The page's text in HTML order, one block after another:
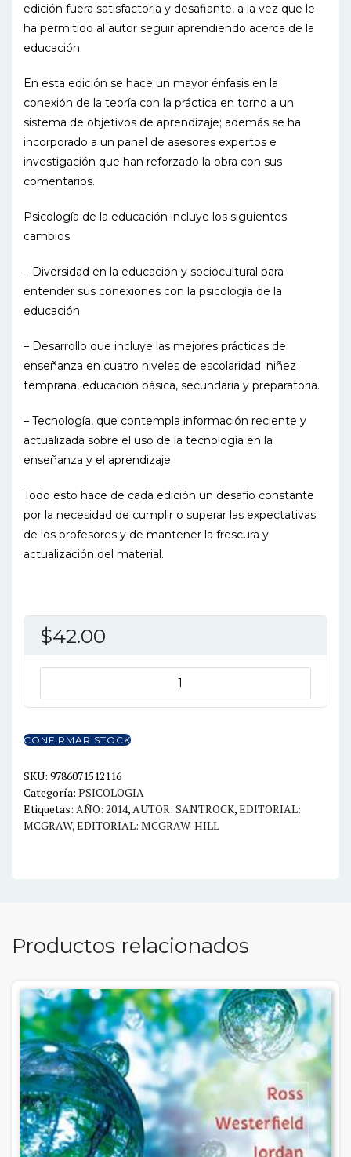
edición fuera satisfactoria y desafiante, a la vez que le
ha permitido al autor seguir aprendiendo acerca de la
educación.
En esta edición se hace un mayor énfasis en la
conexión de la teoría con la práctica en torno a un
sistema de objetivos de aprendizaje; además se ha
incorporado a un panel de asesores expertos e
investigación que han reforzado la obra con sus
comentarios.
Psicología de la educación incluye los siguientes
cambios:
– Diversidad en la educación y sociocultural para
entender sus conexiones con la psicología de la
educación.
– Desarrollo que incluye las mejores prácticas de
enseñanza en cuatro niveles de escolaridad: niñez
temprana, educación básica, secundaria y preparatoria.
– Tecnología, que contempla información reciente y
actualizada sobre el uso de la tecnología en la
enseñanza y el aprendizaje.
Todo esto hace de cada edición un desafío constante
por la necesidad de cumplir o superar las expectativas
de los profesores y de mantener la frescura y
actualización del material.
$42.00
EDUCACION
cantidad
CONFIRMAR STOCK
SKU: 9786071512116
Categoría: PSICOLOGIA
Etiquetas: AÑO: 2014, AUTOR: SANTROCK,EDITORIAL:
MCGRAW,EDITORIAL: MCGRAW-HILL
Productos relacionados